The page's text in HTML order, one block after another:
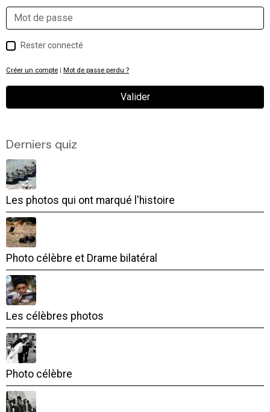
Rester connecté
Créer un compte | Mot de passe perdu ?
Valider
Derniers quiz
Les photos qui ont marqué l'histoire
Photo célèbre et Drame bilatéral
Les célèbres photos
Photo célèbre